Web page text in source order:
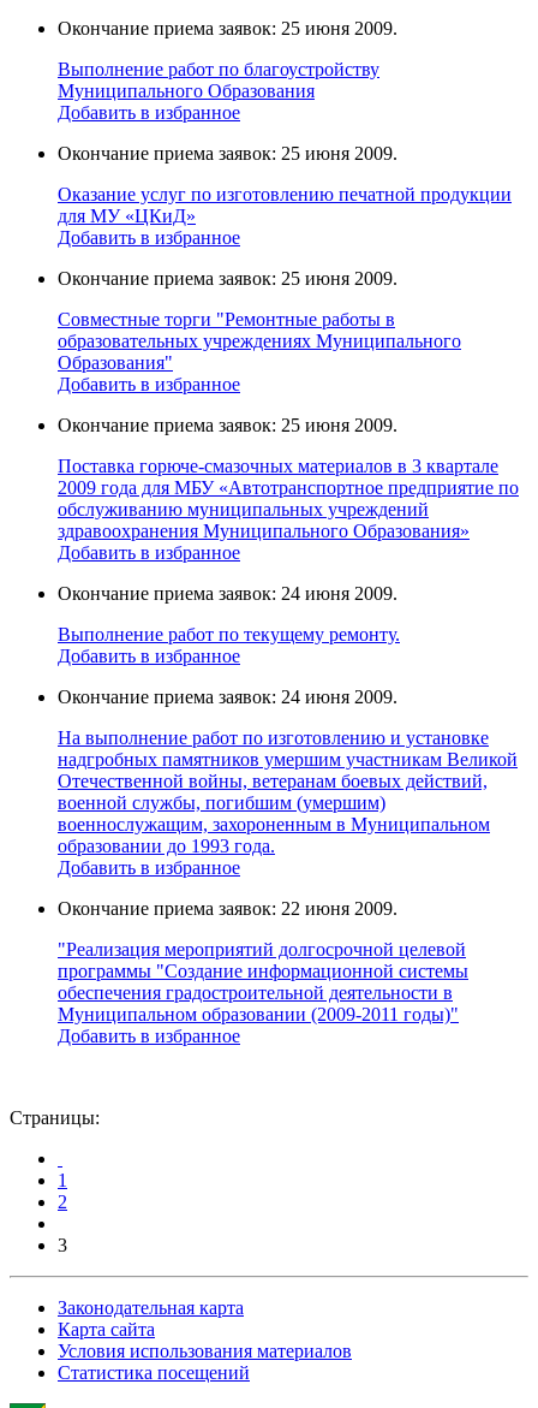
Окончание приема заявок: 25 июня 2009.
Выполнение работ по благоустройству
Муниципального Образования
Добавить в избранное
Окончание приема заявок: 25 июня 2009.
Оказание услуг по изготовлению печатной продукции
для МУ «ЦКиД»
Добавить в избранное
Окончание приема заявок: 25 июня 2009.
Cовместные торги "Ремонтные работы в
образовательных учреждениях Муниципального
Образования"
Добавить в избранное
Окончание приема заявок: 25 июня 2009.
Поставка горюче-смазочных материалов в 3 квартале
2009 года для МБУ «Автотранспортное предприятие по
обслуживанию муниципальных учреждений
здравоохранения Муниципального Образования»
Добавить в избранное
Окончание приема заявок: 24 июня 2009.
Выполнение работ по текущему ремонту.
Добавить в избранное
Окончание приема заявок: 24 июня 2009.
На выполнение работ по изготовлению и установке
надгробных памятников умершим участникам Великой
Отечественной войны, ветеранам боевых действий,
военной службы, погибшим (умершим)
военнослужащим, захороненным в Муниципальном
образовании до 1993 года.
Добавить в избранное
Окончание приема заявок: 22 июня 2009.
"Реализация мероприятий долгосрочной целевой
программы "Создание информационной системы
обеспечения градостроительной деятельности в
Муниципальном образовании (2009-2011 годы)"
Добавить в избранное
Страницы:
1
2
3
Законодательная карта
Карта сайта
Условия использования материалов
Статистика посещений